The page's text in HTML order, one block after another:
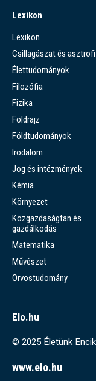
Lexikon
Lexikon
Csillagászat és
Élettudományok
Filozófia
Fizika
Földrajz
Földtudományok
Irodalom
Jog és intézmények
Kémia
Környezet
Közgazdaságtan és
gazdálkodás
Matematika
Művészet
Orvostudomány
Elo.hu
© 2025 Életünk
www.elo.hu